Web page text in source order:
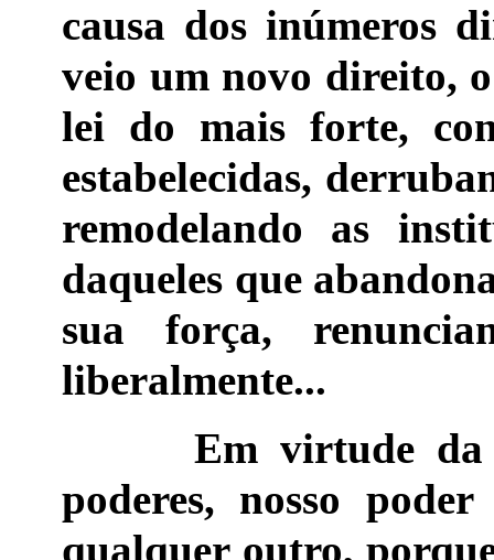
causa dos inúmeros
veio um novo direito,
lei do mais forte,
estabelecidas,
remodelando as
daqueles que
sua força,
liberalmente...
Em virtude da
poderes, nosso
qualquer outro,